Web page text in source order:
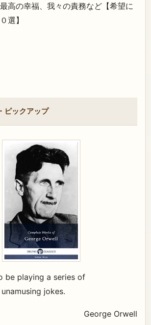
高の幸福、我々の責務など【希望に
選】
ピックアップ
be playing a series of
jokes.
George Orwell